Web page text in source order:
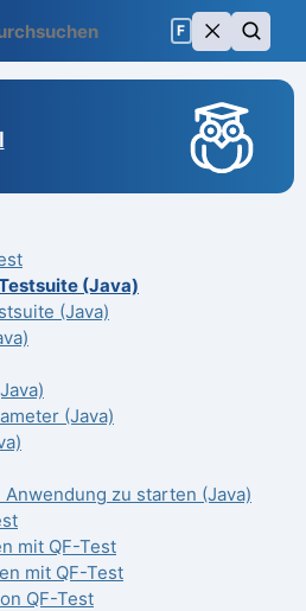
F
(Java)
(Java)
(Java)
zu starten (Java)
mit QF-Test
mit QF-Test
QF-Test